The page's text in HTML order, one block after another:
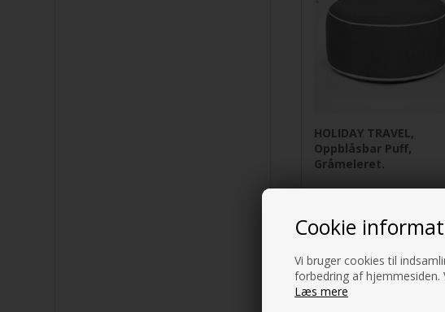
Cookie
Vi bruger cookies til
forbedring af hjemmesiden.
Læs mere
HOLIDAY TRAVEL,
Oppblåsbar Puff,
Gråmeleret.